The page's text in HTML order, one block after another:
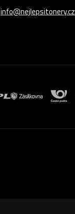
info@nejlepsitonery.cz